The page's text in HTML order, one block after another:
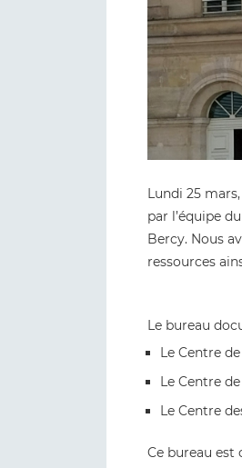
Lundi 25
par l’équipe
Bercy. Nous
ressources
Le bureau
Le Centre
Le Centre
Le Centre
Ce bureau est